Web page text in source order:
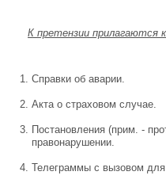
К претензии прилагаются
Справки об аварии.
Акта о страховом случае.
Постановления (прим. -
правонарушении.
Телеграммы с вызовом